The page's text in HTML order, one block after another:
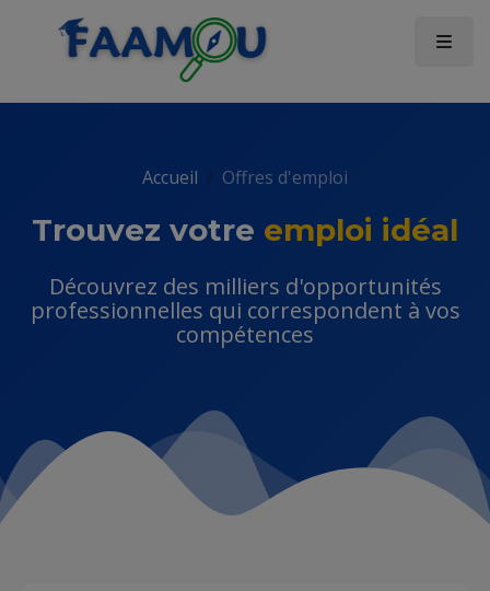
Accueil Offres d'emploi
Trouvez votre emploi idéal
Découvrez des milliers d'opportunités
professionnelles qui correspondent à vos
compétences